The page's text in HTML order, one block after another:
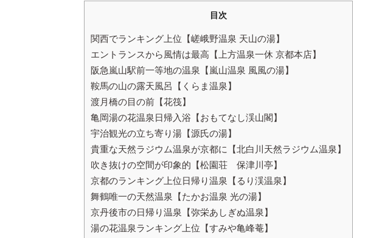
目次
関西でランキング上位【嵯峨野温泉 天山の湯】
エントランスから風情は最高【上方温泉一休 京都本店】
阪急嵐山駅前一等地の温泉【嵐山温泉 風風の湯】
鞍馬の山の露天風呂【くらま温泉】
渡月橋の目の前【花筏】
亀岡湯の花温泉日帰入浴【おもてなし渓山閣】
宇治観光の立ち寄り湯【源氏の湯】
貴重な天然ラジウム温泉が京都に【北白川天然ラジウム温泉】
吹き抜けの空間が印象的【松園荘 保津川亭】
京都のランキング上位日帰り温泉【るり渓温泉】
舞鶴唯一の天然温泉【たかお温泉 光の湯】
京丹後市の日帰り温泉【弥栄あしぎぬ温泉】
湯の花温泉ランキング上位【すみや亀峰菴】